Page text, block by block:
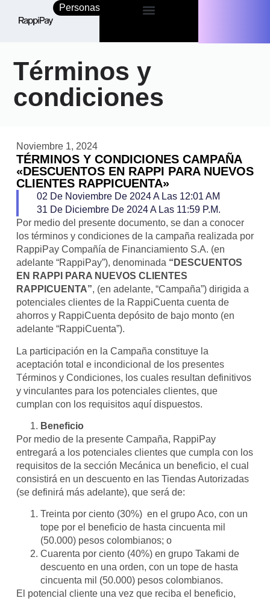
Personas Empresas
Términos y
condiciones
Noviembre 1, 2024
TÉRMINOS Y CONDICIONES CAMPAÑA
«DESCUENTOS EN RAPPI PARA NUEVOS
CLIENTES RAPPICUENTA»
02 De Noviembre De 2024 A Las 12:01 AM
31 De Diciembre De 2024 A Las 11:59 P.m.
Por medio del presente documento, se dan a conocer
los términos y condiciones de la campaña realizada por
RappiPay Compañía de Financiamiento S.A. (en
adelante “RappiPay”), denominada “DESCUENTOS
EN RAPPI PARA NUEVOS CLIENTES
RAPPICUENTA”, (en adelante, “Campaña”) dirigida a
potenciales clientes de la RappiCuenta cuenta de
ahorros y RappiCuenta depósito de bajo monto (en
adelante “RappiCuenta”).
La participación en la Campaña constituye la
aceptación total e incondicional de los presentes
Términos y Condiciones, los cuales resultan definitivos
y vinculantes para los potenciales clientes, que
cumplan con los requisitos aquí dispuestos.
Beneficio
Por medio de la presente Campaña, RappiPay
entregará a los potenciales clientes que cumpla con los
requisitos de la sección Mecánica un beneficio, el cual
consistirá en un descuento en las Tiendas Autorizadas
(se definirá más adelante), que será de:
Treinta por ciento (30%) en el grupo Aco, con un
tope por el beneficio de hasta cincuenta mil
(50.000) pesos colombianos; o
Cuarenta por ciento (40%) en grupo Takami de
descuento en una orden, con un tope de hasta
cincuenta mil (50.000) pesos colombianos.
El potencial cliente una vez que reciba el beneficio,